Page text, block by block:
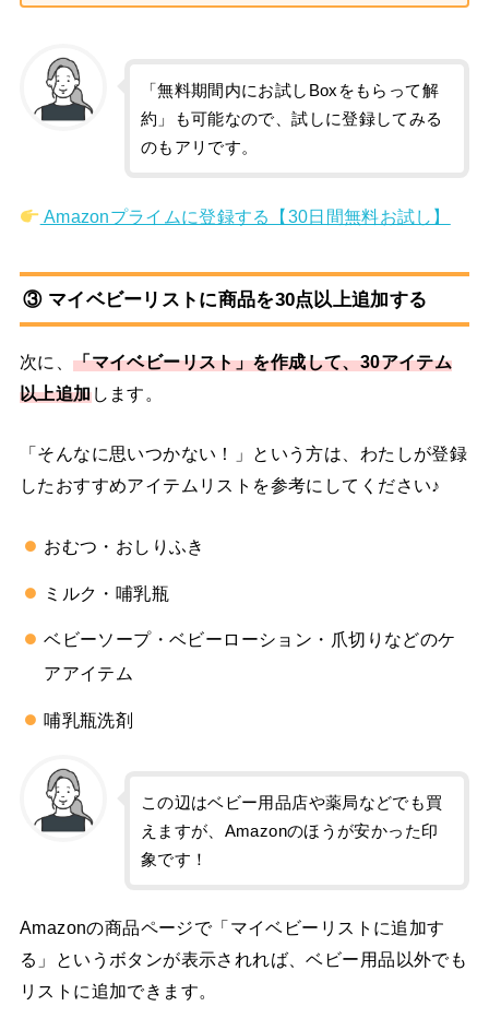
「無料期間内にお試しBoxをもらって解
約」も可能なので、試しに登録してみる
のもアリです。
Amazonプライムに登録する【30日間無料お試し】
③ マイベビーリストに商品を30点以上追加する
次に、「マイベビーリスト」を作成して、30アイテム
以上追加します。
「そんなに思いつかない！」という方は、わたしが登録
したおすすめアイテムリストを参考にしてください♪
おむつ・おしりふき
ミルク・哺乳瓶
ベビーソープ・ベビーローション・爪切りなどのケ
アアイテム
哺乳瓶洗剤
この辺はベビー用品店や薬局などでも買
えますが、Amazonのほうが安かった印
象です！
Amazonの商品ページで「マイベビーリストに追加す
る」というボタンが表示されれば、ベビー用品以外でも
リストに追加できます。